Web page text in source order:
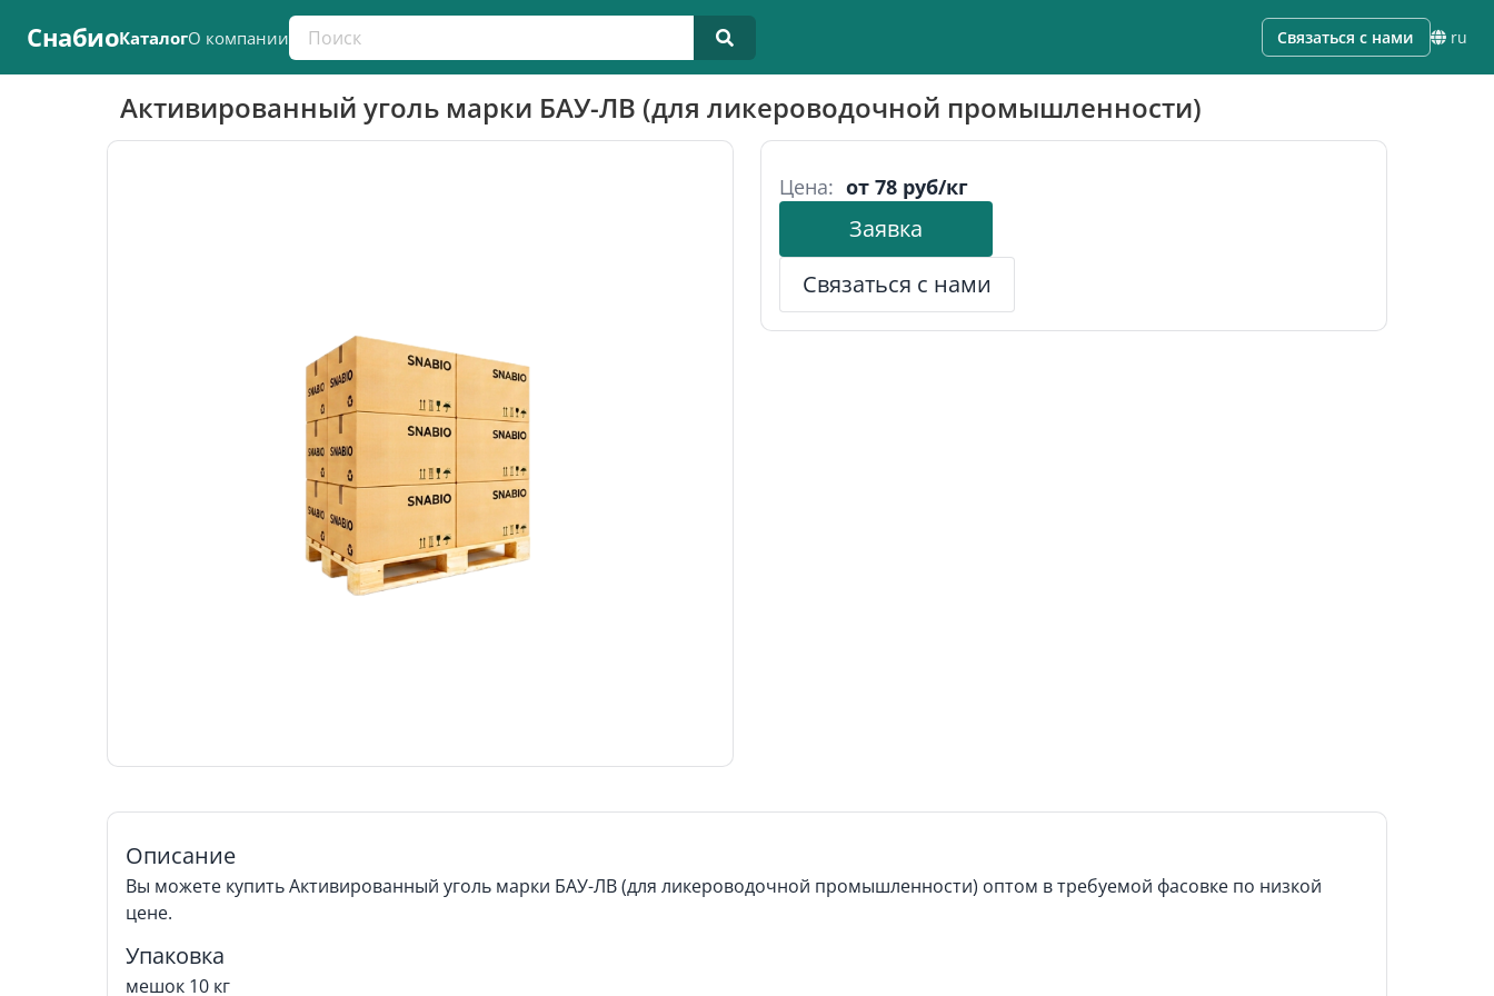
СнабиоКаталогО компанииПоиск по каталогу Связаться с нами ru
Активированный уголь марки БАУ-ЛВ (для ликероводочной промышленности)
Цена: от 78 руб/кг
Заявка
Связаться с нами
Описание
Вы можете купить Активированный уголь марки БАУ-ЛВ (для ликероводочной промышленности) оптом в требуемой фасовке по низкой
цене.
Упаковка
мешок 10 кг